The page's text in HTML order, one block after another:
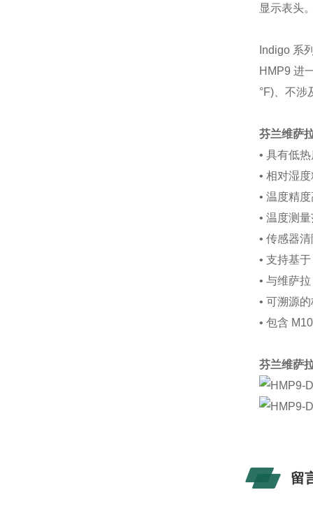
显示表头
Indigo 系
HMP9 进
°F)、不
芬兰维萨
• 具有低
• 相对湿
• 温度精
• 温度测
• 传感器
• 支持基
• 与维萨
• 可溯源
• 包含
芬兰维萨
留